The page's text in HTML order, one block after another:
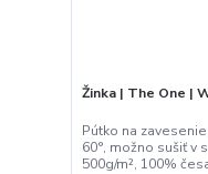
Žinka | The One |
Pútko na
60°, možno sušiť v
500g/m², 100%